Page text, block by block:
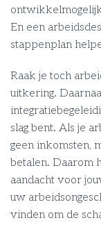
En een
stappenplan
Raak je toch
uitkering.
slag bent. Als je
geen inkomsten,
betalen. Daarom
aandacht voor
uw
vinden om de